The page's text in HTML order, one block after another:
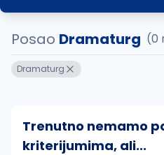
Posao Dramaturg (0
Dramaturg
Trenutno nemamo
kriterijumima, ali...